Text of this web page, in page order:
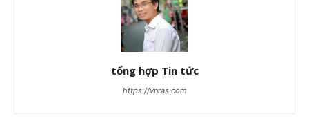
tổng hợp Tin tức
https://vnras.com